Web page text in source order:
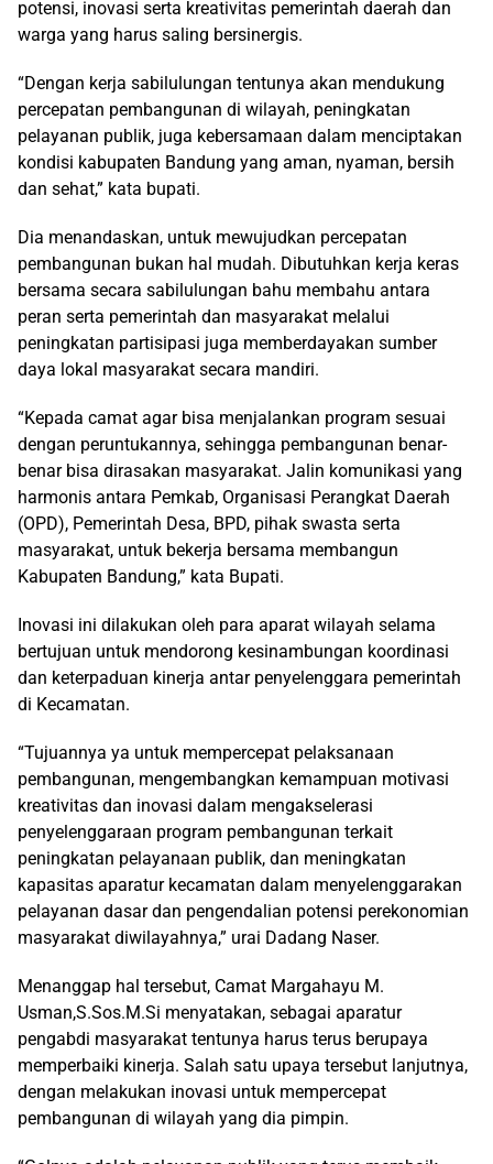
potensi, inovasi serta kreativitas pemerintah daerah dan
warga yang harus saling bersinergis.
“Dengan kerja sabilulungan tentunya akan mendukung
percepatan pembangunan di wilayah, peningkatan
pelayanan publik, juga kebersamaan dalam menciptakan
kondisi kabupaten Bandung yang aman, nyaman, bersih
dan sehat,” kata bupati.
Dia menandaskan, untuk mewujudkan percepatan
pembangunan bukan hal mudah. Dibutuhkan kerja keras
bersama secara sabilulungan bahu membahu antara
peran serta pemerintah dan masyarakat melalui
peningkatan partisipasi juga memberdayakan sumber
daya lokal masyarakat secara mandiri.
“Kepada camat agar bisa menjalankan program sesuai
dengan peruntukannya, sehingga pembangunan benar-
benar bisa dirasakan masyarakat. Jalin komunikasi yang
harmonis antara Pemkab, Organisasi Perangkat Daerah
(OPD), Pemerintah Desa, BPD, pihak swasta serta
masyarakat, untuk bekerja bersama membangun
Kabupaten Bandung,” kata Bupati.
Inovasi ini dilakukan oleh para aparat wilayah selama
bertujuan untuk mendorong kesinambungan koordinasi
dan keterpaduan kinerja antar penyelenggara pemerintah
di Kecamatan.
“Tujuannya ya untuk mempercepat pelaksanaan
pembangunan, mengembangkan kemampuan motivasi
kreativitas dan inovasi dalam mengakselerasi
penyelenggaraan program pembangunan terkait
peningkatan pelayanaan publik, dan meningkatan
kapasitas aparatur kecamatan dalam menyelenggarakan
pelayanan dasar dan pengendalian potensi perekonomian
masyarakat diwilayahnya,” urai Dadang Naser.
Menanggap hal tersebut, Camat Margahayu M.
Usman,S.Sos.M.Si menyatakan, sebagai aparatur
pengabdi masyarakat tentunya harus terus berupaya
memperbaiki kinerja. Salah satu upaya tersebut lanjutnya,
dengan melakukan inovasi untuk mempercepat
pembangunan di wilayah yang dia pimpin.